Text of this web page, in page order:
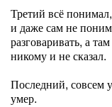
Третий всё
и даже сам не
разговаривать, а
никому и не сказал.
Последний, совсем
умер.